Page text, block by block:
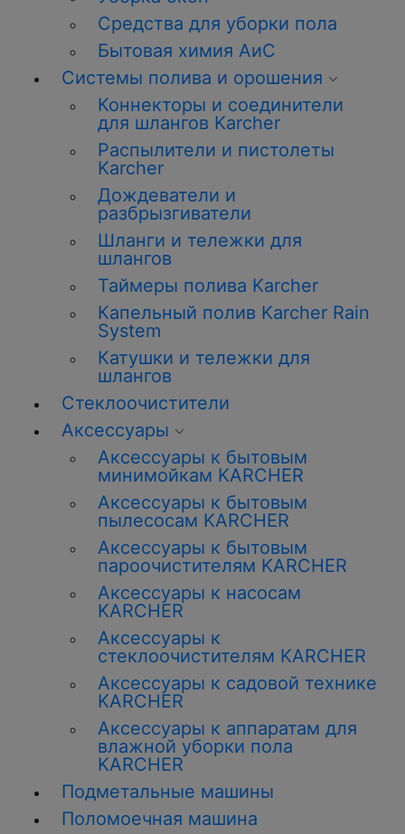
Средства для уборки пола
Бытовая химия АиС
Системы полива и орошения
Коннекторы и соединители
для шлангов Karcher
Распылители и пистолеты
Karcher
Дождеватели и
разбрызгиватели
Шланги и тележки для
шлангов
Таймеры полива Karcher
Капельный полив Karcher Rain
System
Катушки и тележки для
шлангов
Стеклоочистители
Аксессуары
Аксессуары к бытовым
минимойкам KARCHER
Аксессуары к бытовым
пылесосам KARCHER
Аксессуары к бытовым
пароочистителям KARCHER
Аксессуары к насосам
KARCHER
Аксессуары к
стеклоочистителям KARCHER
Аксессуары к садовой технике
KARCHER
Аксессуары к аппаратам для
влажной уборки пола
KARCHER
Подметальные машины
Поломоечная машина